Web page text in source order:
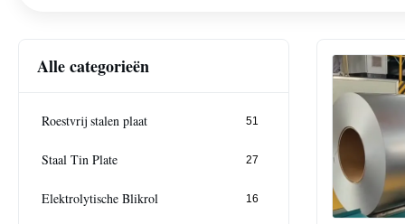
Alle categorieën
Roestvrij stalen plaat 51
Staal Tin Plate 27
Elektrolytische Blikrol 16